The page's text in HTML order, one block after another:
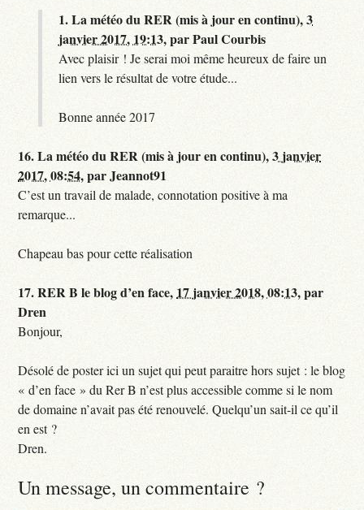
1.La météo du RER (mis à jour en continu),3
janvier 2017, 19:13,parPaul Courbis
Avec plaisir ! Je serai moi même heureux de faire un
lien vers le résultat de votre étude...
Bonne année 2017
16.La météo du RER (mis à jour en continu),3 janvier
2017, 08:54,parJeannot91
C’est un travail de malade, connotation positive à ma
remarque...
Chapeau bas pour cette réalisation
17.RER B le blog d’en face, 17 janvier 2018, 08:13,par
Dren
Bonjour,
Désolé de poster ici un sujet qui peut paraitre hors sujet : le blog
« d’en face » du Rer B n’est plus accessible comme si le nom
de domaine n’avait pas été renouvelé. Quelqu’un sait-il ce qu’il
en est ?
Dren.
Un message, un commentaire ?